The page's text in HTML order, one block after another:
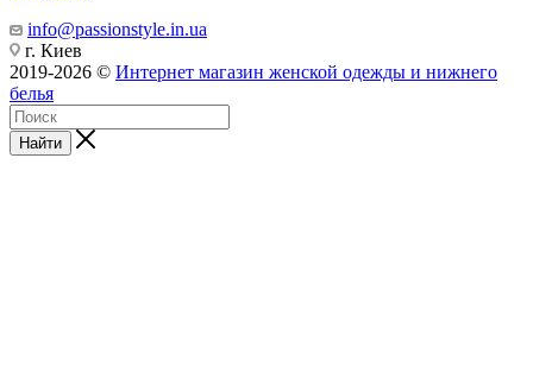
info@passionstyle.in.ua
г. Киев
2019-2026 © Интернет магазин женской одежды и нижнего
белья
Найти